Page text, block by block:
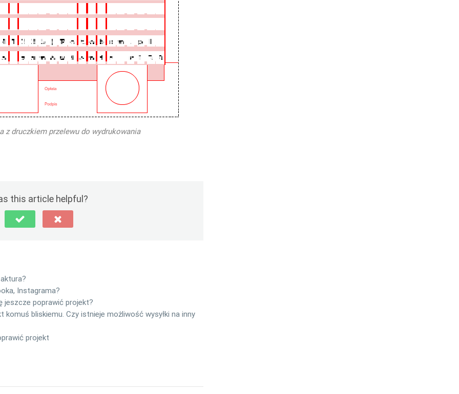
z druczkiem przelewu do wydrukowania
this article helpful?
Instagrama?
jeszcze poprawić projekt?
bliskiemu. Czy istnieje możliwość wysyłki na inny
projekt